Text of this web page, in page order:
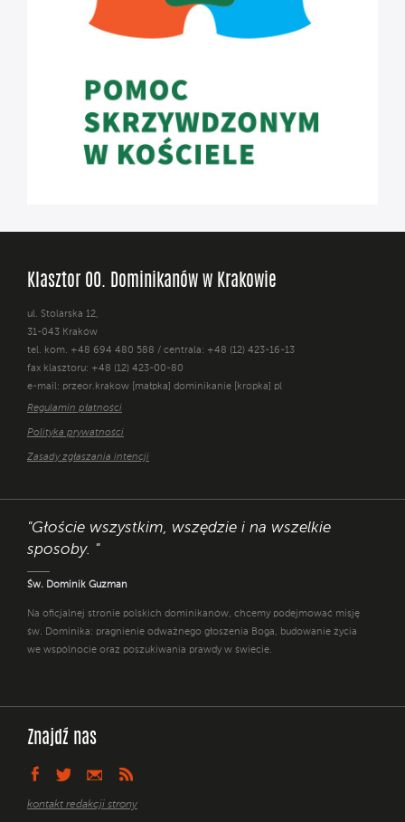
Klasztor OO. Dominikanów w Krakowie
ul. Stolarska 12,
31-043 Kraków
tel. kom. +48 694 480 588 / centrala: +48 (12) 423-16-13
fax klasztoru: +48 (12) 423-00-80
e-mail: przeor.krakow [małpka] dominikanie [kropka] pl
Regulamin płatności
Polityka prywatności
Zasady zgłaszania intencji
"Głoście wszystkim, wszędzie i na wszelkie
sposoby. "
Św. Dominik Guzman
Na oficjalnej stronie polskich dominikanów, chcemy podejmować misję
św. Dominika: pragnienie odważnego głoszenia Boga, budowanie życia
we wspólnocie oraz poszukiwania prawdy w świecie.
Znajdź nas
kontakt redakcji strony